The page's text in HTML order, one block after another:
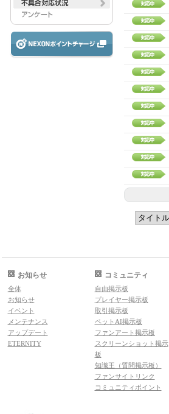
お知らせ
全体
お知らせ
イベント
メンテナンス
アップデート
ETERNITY
コミュニティ
自由掲示板
プレイヤー掲示板
取引掲示板
ペットAI掲示板
ファンアート掲示板
スクリーンショット掲示
板
知識王（質問掲示板）
ファンサイトリンク
コミュニティポイント